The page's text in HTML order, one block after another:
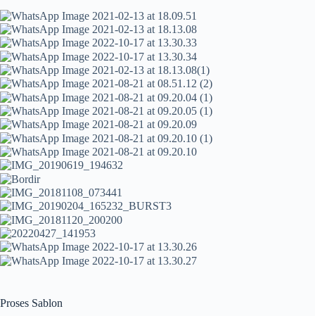
Proses Sablon